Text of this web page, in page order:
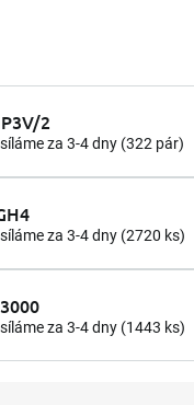
2
za 3-4 dny (322 pár)
za 3-4 dny (2720 ks)
za 3-4 dny (1443 ks)